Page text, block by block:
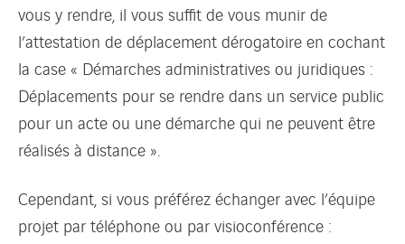
vous y rendre, il vous suffit de vous munir de
l’attestation de déplacement dérogatoire en cochant
la case « Démarches administratives ou juridiques :
Déplacements pour se rendre dans un service public
pour un acte ou une démarche qui ne peuvent être
réalisés à distance ».
Cependant, si vous préférez échanger avec l’équipe
projet par téléphone ou par visioconférence :